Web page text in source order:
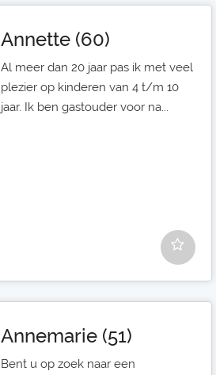
Annette (60)
Al meer dan 20 jaar pas ik met veel
plezier op kinderen van 4 t/m 10
jaar. Ik ben gastouder voor na...
Annemarie (51)
Bent u op zoek naar een